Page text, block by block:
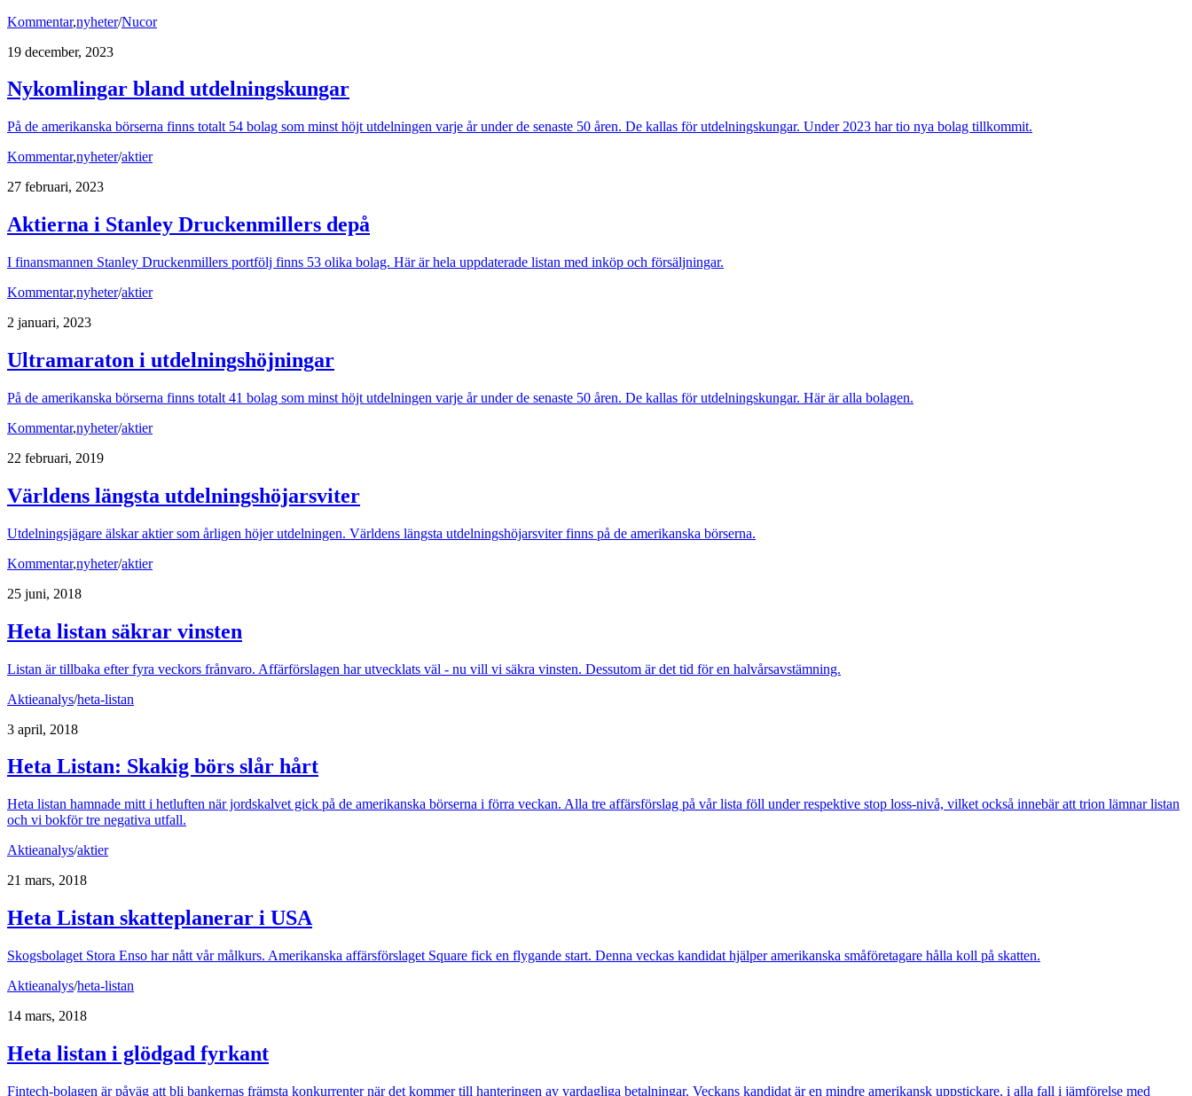
Kommentar,nyheter/Nucor
19 december, 2023
Nykomlingar bland utdelningskungar
På de amerikanska börserna finns totalt 54 bolag som minst höjt utdelningen varje år under de senaste 50 åren. De kallas för utdelningskungar. Under 2023 har tio nya bolag tillkommit.
Kommentar,nyheter/aktier
27 februari, 2023
Aktierna i Stanley Druckenmillers depå
I finansmannen Stanley Druckenmillers portfölj finns 53 olika bolag. Här är hela uppdaterade listan med inköp och försäljningar.
Kommentar,nyheter/aktier
2 januari, 2023
Ultramaraton i utdelningshöjningar
På de amerikanska börserna finns totalt 41 bolag som minst höjt utdelningen varje år under de senaste 50 åren. De kallas för utdelningskungar. Här är alla bolagen.
Kommentar,nyheter/aktier
22 februari, 2019
Världens längsta utdelningshöjarsviter
Utdelningsjägare älskar aktier som årligen höjer utdelningen. Världens längsta utdelningshöjarsviter finns på de amerikanska börserna.
Kommentar,nyheter/aktier
25 juni, 2018
Heta listan säkrar vinsten
Listan är tillbaka efter fyra veckors frånvaro. Affärförslagen har utvecklats väl - nu vill vi säkra vinsten. Dessutom är det tid för en halvårsavstämning.
Aktieanalys/heta-listan
3 april, 2018
Heta Listan: Skakig börs slår hårt
Heta listan hamnade mitt i hetluften när jordskalvet gick på de amerikanska börserna i förra veckan. Alla tre affärsförslag på vår lista föll under respektive stop loss-nivå, vilket också innebär att trion lämnar listan
och vi bokför tre negativa utfall.
Aktieanalys/aktier
21 mars, 2018
Heta Listan skatteplanerar i USA
Skogsbolaget Stora Enso har nått vår målkurs. Amerikanska affärsförslaget Square fick en flygande start. Denna veckas kandidat hjälper amerikanska småföretagare hålla koll på skatten.
Aktieanalys/heta-listan
14 mars, 2018
Heta listan i glödgad fyrkant
Fintech-bolagen är påväg att bli bankernas främsta konkurrenter när det kommer till hanteringen av vardagliga betalningar. Veckans kandidat är en mindre amerikansk uppstickare, i alla fall i jämförelse med